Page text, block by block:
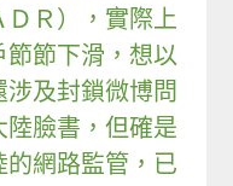
Ｒ），實際上
節下滑，想以
及封鎖微博問
臉書，但確是
網路監管，已